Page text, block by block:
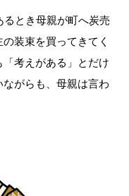
るとき母親が町へ炭売
装束を買ってきてく
考えがある」とだけ
がらも、母親は言わ